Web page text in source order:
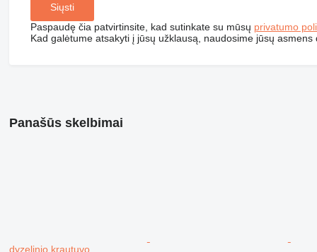
Paspaudę čia patvirtinsite, kad sutinkate su mūsų privatumo
Kad galėtume atsakyti į jūsų užklausą, naudosime jūsų asmens
Panašūs skelbimai
dyzelinio krautuvo